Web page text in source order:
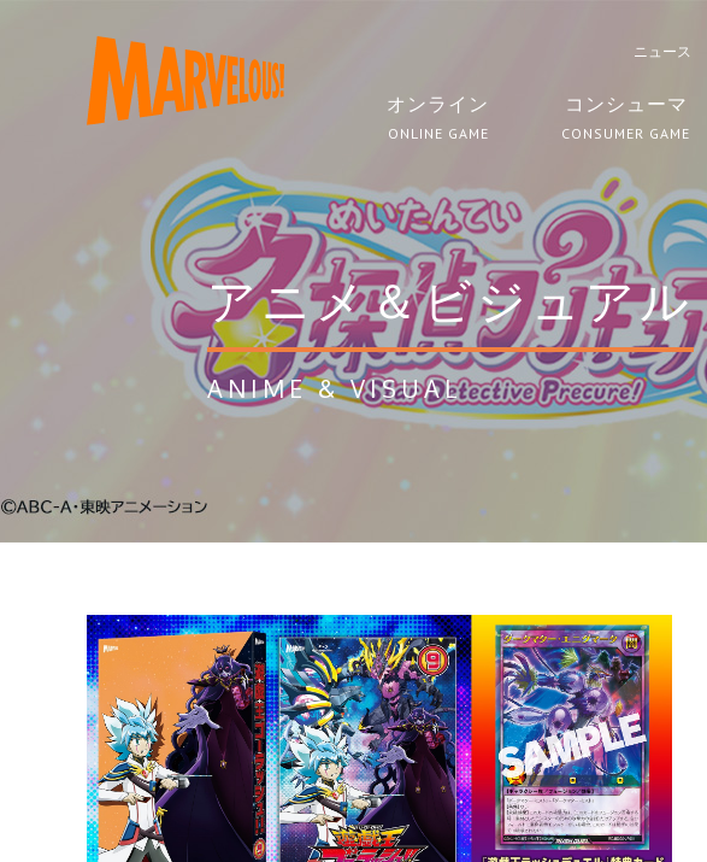
ニュース
オンライン
ONLINE GAME
コンシューマ
CONSUMER GAME
アニメ＆ビジュアル
ANIME & VISUAL